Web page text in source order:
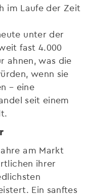
im Laufe der Zeit
unter der
fast 4.000
ahnen, was die
wenn sie
– eine
seit einem
am Markt
ihrer
Ein sanftes